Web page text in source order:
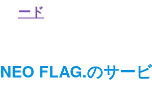
ード
NEO FLAG.のサー